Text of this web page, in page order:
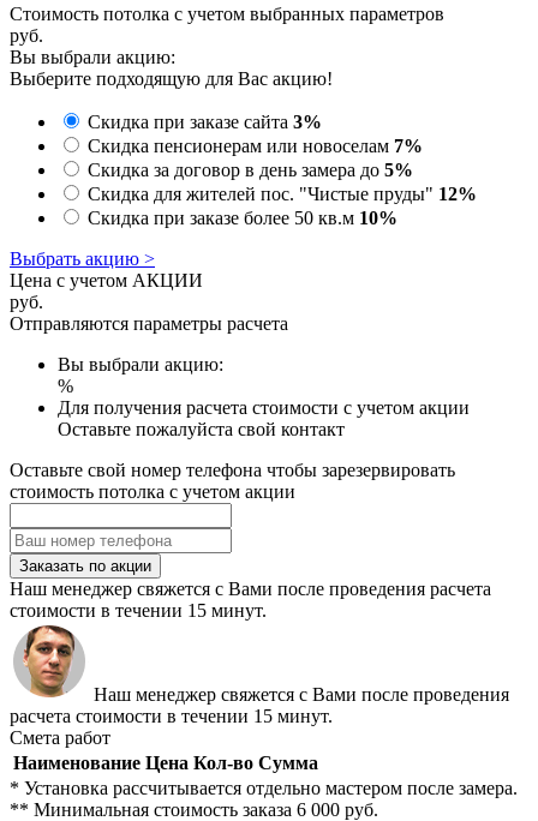
Стоимость потолка с учетом выбранных параметров
руб.
Вы выбрали акцию:
Выберите подходящую для Вас акцию!
Скидка при заказе сайта 3%
Скидка пенсионерам или новоселам 7%
Скидка за договор в день замера до 5%
Скидка для жителей пос. "Чистые пруды" 12%
Скидка при заказе более 50 кв.м 10%
Выбрать акцию >
Цена с учетом АКЦИИ
руб.
Отправляются параметры расчета
Вы выбрали акцию:
%
Для получения расчета стоимости с учетом акции
Оставьте пожалуйста свой контакт
Оставьте свой номер телефона чтобы зарезервировать
стоимость потолка с учетом акции
Заказать по акции
Наш менеджер свяжется с Вами после проведения расчета
стоимости в течении 15 минут.
Наш менеджер свяжется с Вами после проведения
расчета стоимости в течении 15 минут.
Смета работ
Наименование Цена Кол-во Сумма
* Установка рассчитывается отдельно мастером после замера.
** Минимальная стоимость заказа 6 000 руб.